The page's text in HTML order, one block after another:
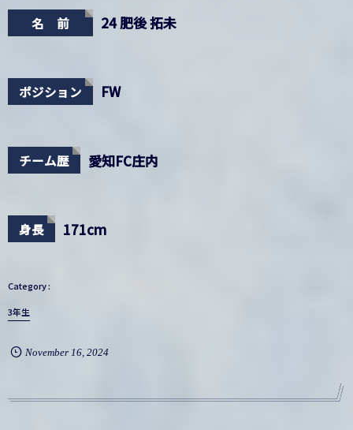
名 前 24 肥後 拓未
ポジション FW
チーム歴 愛知FC庄内
身長 171cm
3年生
November 16, 2024